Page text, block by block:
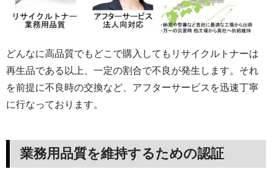
どんなに高品質でもどこで購入してもリサイクルトナーは
再生品である以上、一定の割合で不良が発生します。それ
を前提に不良時の交換など、アフターサービスを迅速丁寧
に行なっております。
業務用品質を維持するための認証